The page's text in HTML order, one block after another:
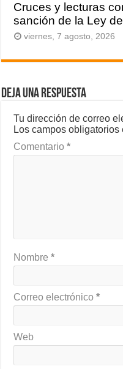
Cruces y lecturas
sanción de la Ley
viernes, 7 agosto, 2026
Deja una respuesta
Tu dirección de correo
Los campos
Comentario*
Nombre*
Correo electrónico*
Web